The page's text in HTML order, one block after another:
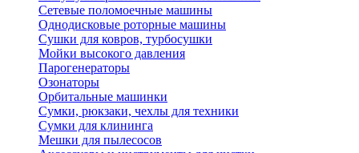
Сетевые поломоечные машины
Однодисковые роторные машины
Сушки для ковров, турбосушки
Мойки высокого давления
Парогенераторы
Озонаторы
Орбитальные машинки
Сумки, рюкзаки, чехлы для техники
Сумки для клининга
Мешки для пылесосов